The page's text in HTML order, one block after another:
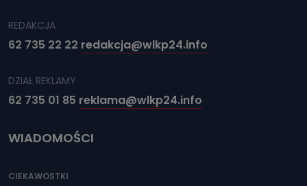
REDAKCJA
62 735 22 22 redakcja@wlkp24.info
DZIAŁ REKLAMY
62 735 01 85 reklama@wlkp24.info
WIADOMOŚCI
CIEKAWOSTKI